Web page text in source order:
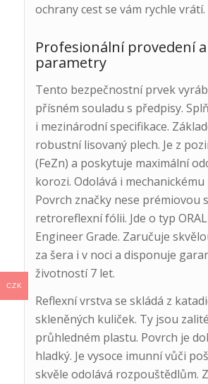
ochrany cest se vám rychle vrátí.
Profesionální provedení
parametry
Tento bezpečnostní prvek
přísném souladu s předpisy.
i mezinárodní specifikace.
robustní lisovaný plech. Je z
(FeZn) a poskytuje maximální
korozi. Odolává i
Povrch značky nese prémiovou
retroreflexní fólii. Jde o typ
Engineer Grade. Zaručuje
za šera i v noci a disponuje
životností 7 let.
Reflexní vrstva se skládá z
skleněných kuliček. Ty jsou
průhledném plastu. Povrch je
hladký. Je vysoce imunní vůči
skvěle odolává rozpouštědlům.
CZK